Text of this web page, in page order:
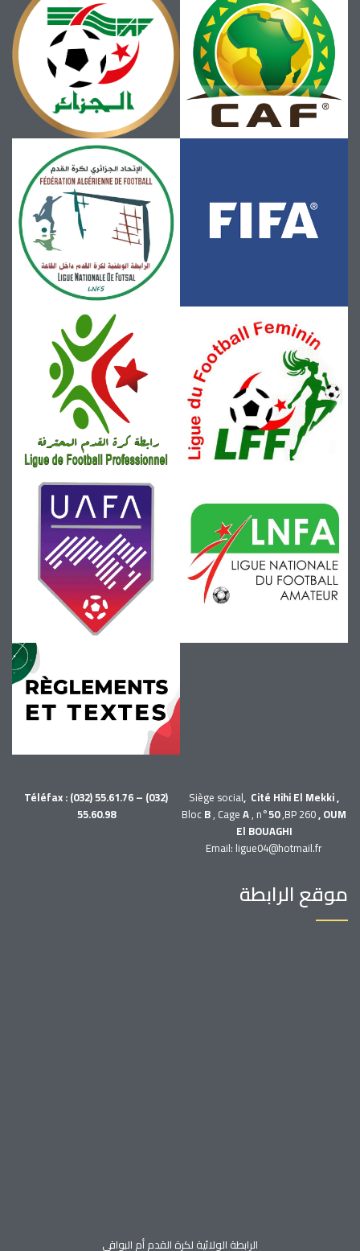
Siège social, Cité Hihi El Mekki ,
BlocB, CageA, n°50,BP 260, OUM
El BOUAGHI
Téléfax : (032) 55.61.76 – (032)
55.60.98
Email: ligue04@hotmail.fr
موقع الرابطة
الرابطة الولائية لكرة القدم أم البواقي